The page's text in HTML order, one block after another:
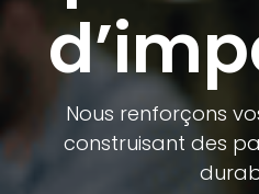
Nous renforçons
construisant des